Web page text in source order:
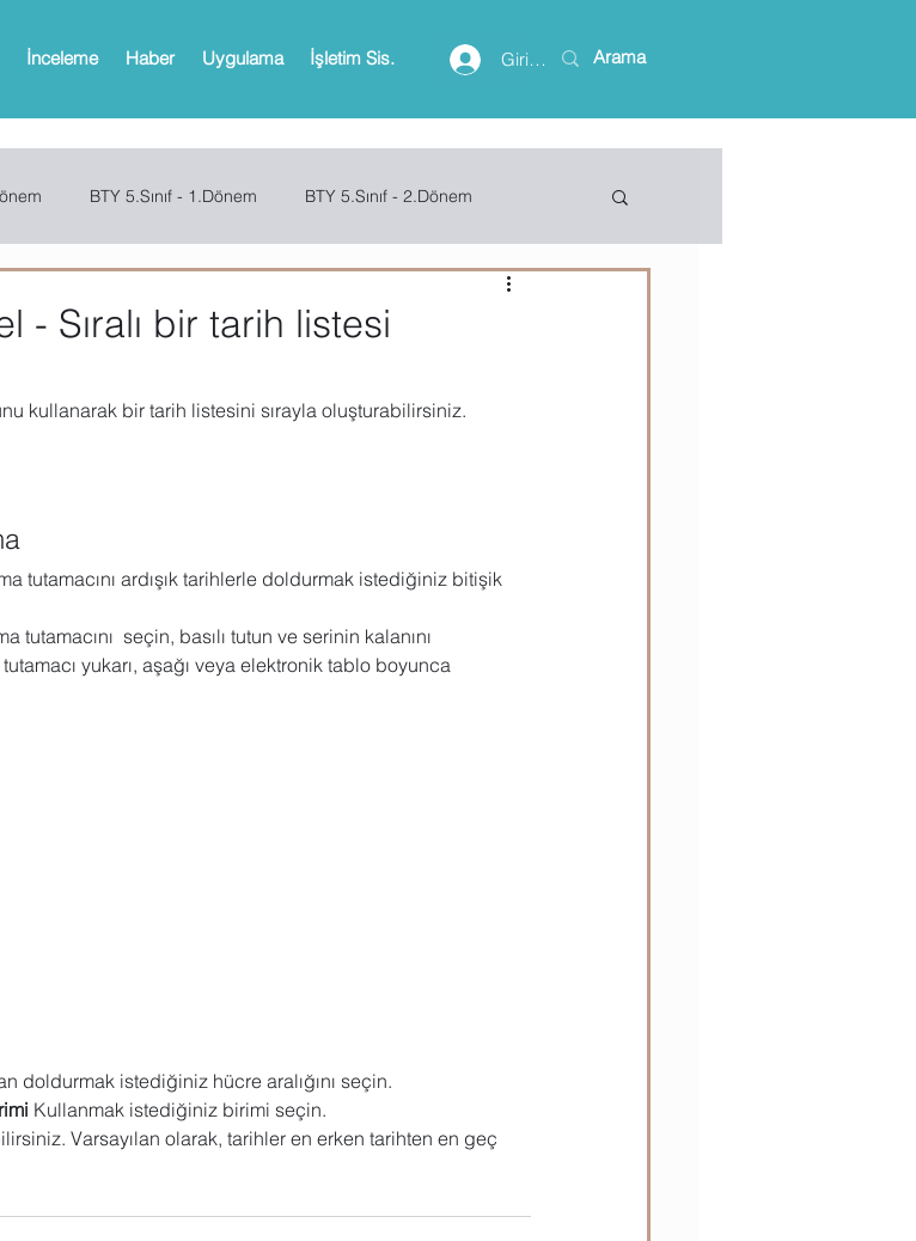
İnceleme Haber Uygulama İşletim Sis. Giriş yap
BTY 5.Sınıf - 1.Dönem BTY 5.Sınıf - 2.Dönem
Visio Microsoft Word Güncel yazılar Teknik Bilgiler
- Sıralı bir tarih listesi
kullanarak bir tarih listesini sırayla oluşturabilirsiniz.
tutamacını ardışık tarihlerle doldurmak istediğiniz bitişik
seçin, basılı tutun ve serinin kalanını
yukarı, aşağı veya elektronik tablo boyunca
doldurmak istediğiniz hücre aralığını seçin.
Kullanmak istediğiniz birimi seçin.
Varsayılan olarak, tarihler en erken tarihten en geç